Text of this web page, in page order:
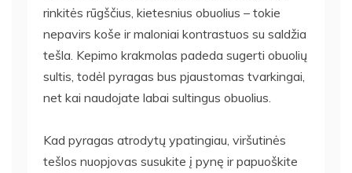
rinkitės rūgščius, kietesnius obuolius – tokie
nepavirs koše ir maloniai kontrastuos su saldžia
tešla. Kepimo krakmolas padeda sugerti obuolių
sultis, todėl pyragas bus pjaustomas tvarkingai,
net kai naudojate labai sultingus obuolius.
Kad pyragas atrodytų ypatingiau, viršutinės
tešlos nuopjovas susukite į pynę ir papuoškite